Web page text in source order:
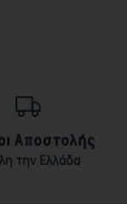
Αποστολής
την Ελλάδα